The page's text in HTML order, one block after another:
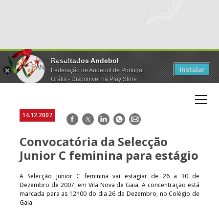
Resultados Andebol
Federação de Andebol de Portugal
Grátis - Disponivel na Play Store
Instalar
14.12.2007 Facebook
TwitterLinkedInWhatsApp
E-
Convocatória da Selecção
Junior C feminina para estágio
A Selecção Junior C feminina vai estagiar de 26 a 30 de
Dezembro de 2007, em Vila Nova de Gaia. A concentração está
marcada para as 12h00 do dia 26 de Dezembro, no Colégio de
Gaia.